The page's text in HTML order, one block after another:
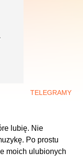
TELEGRAMY
lubię. Nie
Po prostu
moich ulubionych